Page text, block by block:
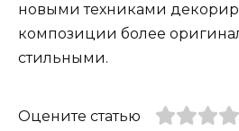
новыми техниками
композиции более
стильными.
Оцените статью